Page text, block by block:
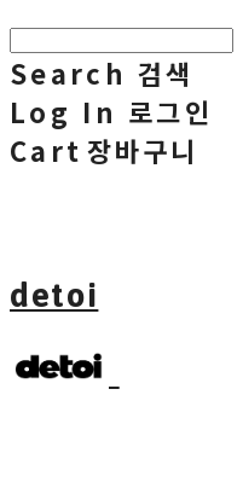
Search 검색
Log In 로그인
Cart 장바구니
detoi